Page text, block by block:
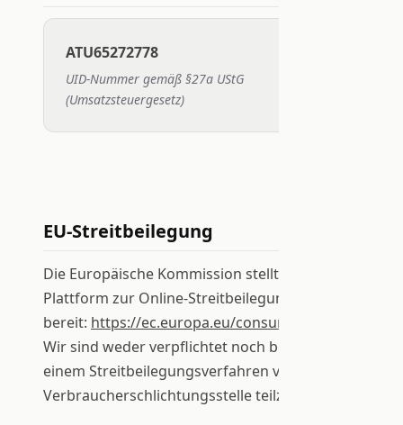
ATU65272778
UID-Nummer gemäß §27a UStG
(Umsatzsteuergesetz)
EU-Streitbeilegung
Die Europäische Kommission stellt eine
Plattform zur Online-Streitbeilegung (OS)
bereit: https://ec.europa.eu/consumers/odr/
Wir sind weder verpflichtet noch bereit, an
einem Streitbeilegungsverfahren vor einer
Verbraucherschlichtungsstelle teilzunehmen.